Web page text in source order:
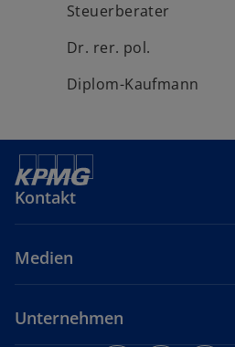
Steuerberater
Dr. rer. pol.
Diplom-Kaufmann
Kontakt
Medien
Unternehmen